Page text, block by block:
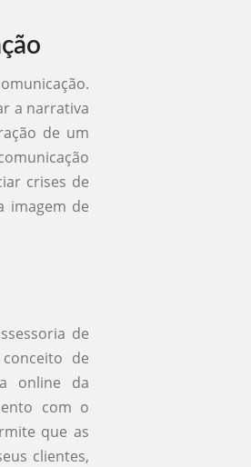
a narrativa
de um
crises de
imagem de
de
de
online da
com o
que as
clientes,